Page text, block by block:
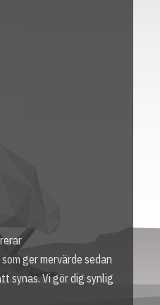
ger mervärde sedan
synas. Vi gör dig synlig